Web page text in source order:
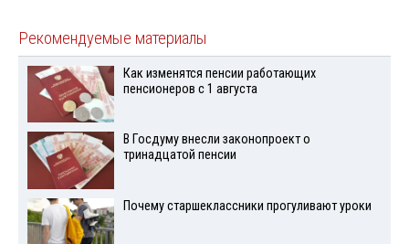
Рекомендуемые материалы
Как изменятся пенсии работающих
пенсионеров с 1 августа
В Госдуму внесли законопроект о
тринадцатой пенсии
Почему старшеклассники прогуливают уроки